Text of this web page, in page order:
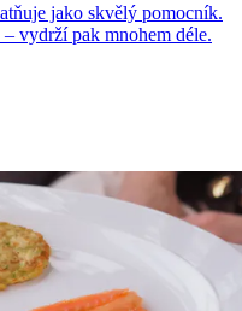
jako skvělý pomocník.
vydrží pak mnohem déle.